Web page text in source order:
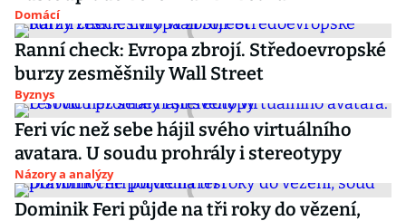
Domácí
Ranní check: Evropa zbrojí. Středoevropské
burzy zesměšnily Wall Street
Byznys
Feri víc než sebe hájil svého virtuálního
avatara. U soudu prohrály i stereotypy
Názory a analýzy
Dominik Feri půjde na tři roky do vězení,